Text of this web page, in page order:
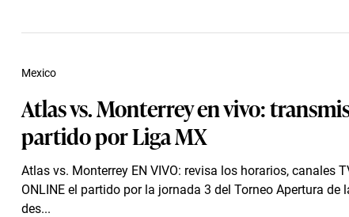
Atlas vs. Monterrey en vivo:
partido por Liga MX
Atlas vs. Monterrey EN VIVO: revisa los horarios, canales
ONLINE el partido por la jornada 3 del Torneo Apertura de
des...
Mexico